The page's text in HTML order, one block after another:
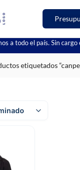
a todo el país. Sin cargo
etiquetados